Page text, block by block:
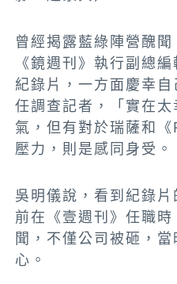
曾經揭露藍綠陣營醜
《鏡週刊》執行副總編
紀錄片，一方面慶幸
任調查記者，「實在
氣，但有對於瑞薩和
壓力，則是感同身受。
吳明儀說，看到紀錄片
前在《壹週刊》任職
聞，不僅公司被砸，
心。